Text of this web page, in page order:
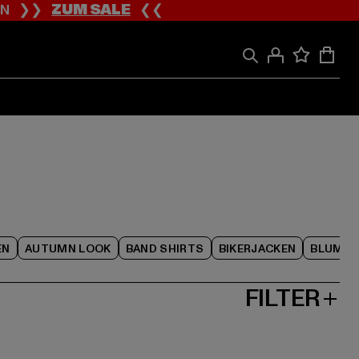
❯❯ZUM SALE❮❮
AUTUMN LOOK BAND SHIRTS BIKERJACKEN
FILTER